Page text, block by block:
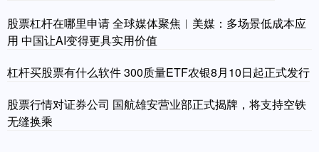
股票杠杆在哪里申请 全球媒体聚焦︱美媒：多场景低成本应
用 中国让AI变得更具实用价值
杠杆买股票有什么软件 300质量ETF农银8月10日起正式发行
股票行情对证券公司 国航雄安营业部正式揭牌，将支持空铁
无缝换乘